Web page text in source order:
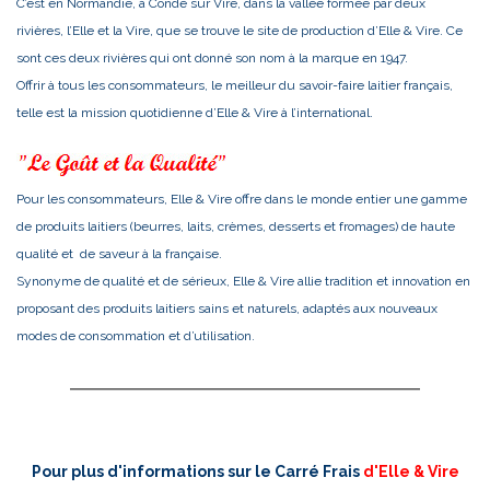
C’est en Normandie, à Condé sur Vire, dans la vallée formée par deux
rivières, l’Elle et la Vire, que se trouve le site de production d’Elle & Vire. Ce
sont ces deux rivières qui ont donné son nom à la marque en 1947.
Offrir à tous les consommateurs, le meilleur du savoir-faire laitier français,
telle est la mission quotidienne d’Elle & Vire à l’international.
Pour les consommateurs, Elle & Vire offre dans le monde entier une gamme
de produits laitiers (beurres, laits, crèmes, desserts et fromages) de haute
qualité et de saveur à la française.
Synonyme de qualité et de sérieux, Elle & Vire allie tradition et innovation en
proposant des produits laitiers sains et naturels, adaptés aux nouveaux
modes de consommation et d’utilisation.
Pour plus d'informations sur le Carré Frais d'Elle & Vire